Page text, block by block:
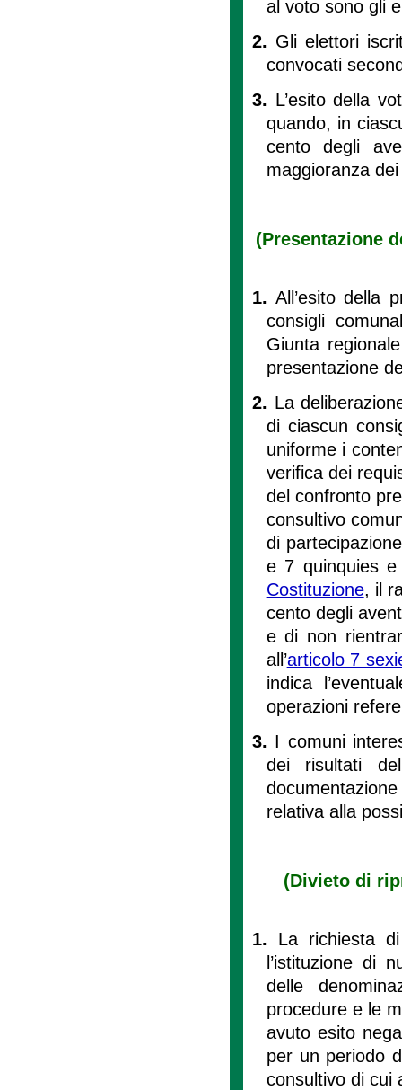
al voto sono gli
2. Gli elettori
convocati
3. L’esito della
quando, in
cento degli
maggioranza
(Presentazione
1.All’esito della
consigli
Giunta
presentazione
2. La
di ciascun
uniforme i
verifica dei
del confronto
consultivo
di
e 7 quinquies e
Costituzione, il
cento degli
e di non
all’articolo 7
indica
operazioni
3. I comuni
dei risultati
relativa alla
(Divieto di
1. La richiesta
l’istituzione di
delle
procedure e le
avuto esito
per un periodo
consultivo di cui